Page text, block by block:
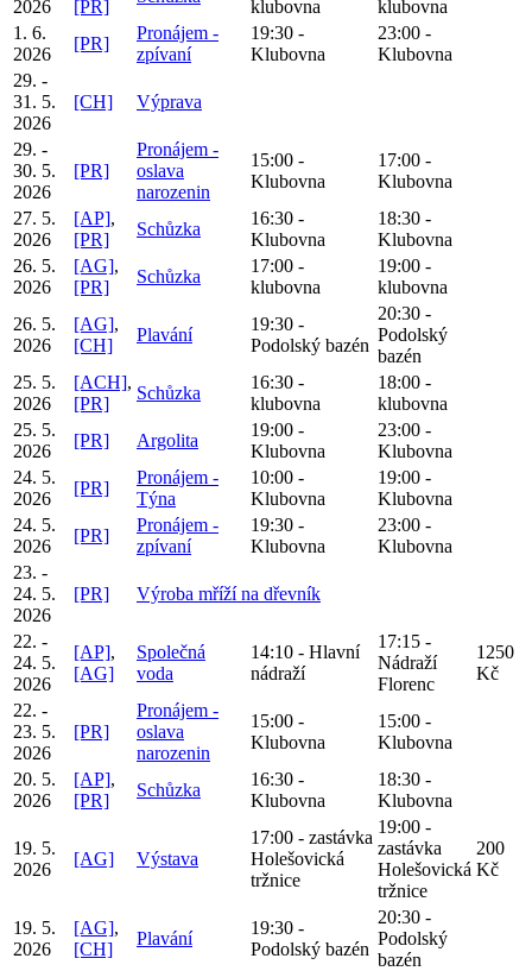
2026
[PR]
klubovna
klubovna
1. 6.
2026
[PR]
Pronájem -
zpívaní
19:30 -
Klubovna
23:00 -
Klubovna
29. -
31. 5.
2026
[CH] Výprava
29. -
30. 5.
2026
[PR]
Pronájem -
oslava
narozenin
15:00 -
Klubovna
17:00 -
Klubovna
27. 5.
2026
[AP],
[PR]
Schůzka
16:30 -
Klubovna
18:30 -
Klubovna
26. 5.
2026
[AG],
[PR]
Schůzka
17:00 -
klubovna
19:00 -
klubovna
26. 5.
2026
[AG],
[CH]
Plavání
19:30 -
Podolský bazén
20:30 -
Podolský
bazén
25. 5.
2026
[ACH],
[PR]
Schůzka
16:30 -
klubovna
18:00 -
klubovna
25. 5.
2026
[PR] Argolita
19:00 -
Klubovna
23:00 -
Klubovna
24. 5.
2026
[PR]
Pronájem -
Týna
10:00 -
Klubovna
19:00 -
Klubovna
24. 5.
2026
[PR]
Pronájem -
zpívaní
19:30 -
Klubovna
23:00 -
Klubovna
23. -
24. 5.
2026
[PR] Výroba mříží na dřevník
22. -
24. 5.
2026
[AP],
[AG]
Společná
voda
14:10 - Hlavní
nádraží
17:15 -
Nádraží
Florenc
1250
Kč
22. -
23. 5.
2026
[PR]
Pronájem -
oslava
narozenin
15:00 -
Klubovna
15:00 -
Klubovna
20. 5.
2026
[AP],
[PR]
Schůzka
16:30 -
Klubovna
18:30 -
Klubovna
19. 5.
2026
[AG] Výstava
17:00 - zastávka
Holešovická
tržnice
19:00 -
zastávka
Holešovická
tržnice
200
Kč
19. 5.
2026
[AG],
[CH]
Plavání
19:30 -
Podolský bazén
20:30 -
Podolský
bazén